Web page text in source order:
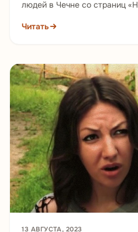
людей в Чечне со страниц
Читать
13 АВГУСТА, 2023